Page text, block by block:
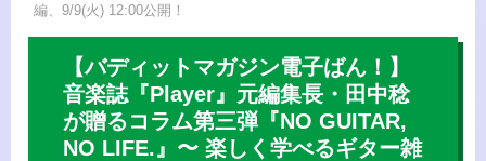
編、9/9(火) 12:00公開！
【バディットマガジン電子ばん！】
音楽誌『Player』元編集長・田中稔
が贈るコラム第三弾『NO GUITAR,
NO LIFE.』〜 楽しく学べるギター雑